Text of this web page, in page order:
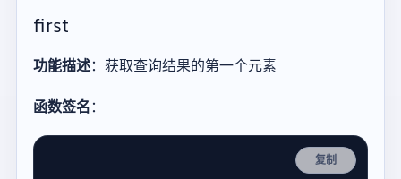
first
功能描述：获取查询结果的第一个元素
函数签名：
复制